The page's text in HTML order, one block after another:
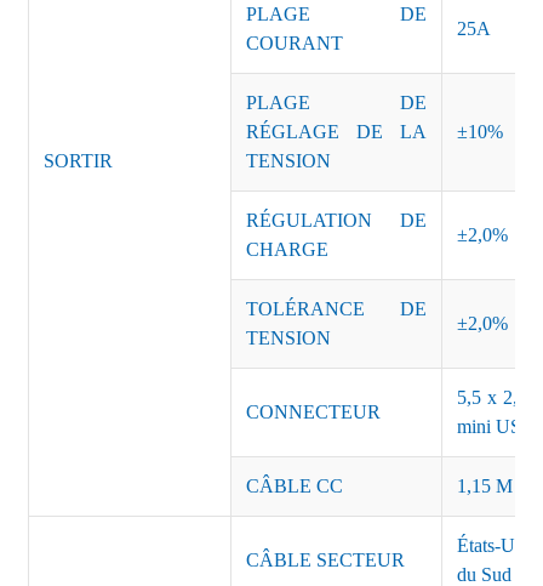
SORTIR
PLAGE DE
COURANT
25A
PLAGE DE
RÉGLAGE DE LA
TENSION
±10%
RÉGULATION DE
CHARGE
±2,0%
TOLÉRANCE DE
TENSION
±2,0%
CONNECTEUR
5,5 x 2,5,
mini USB
CÂBLE CC 1,15 M ou
CÂBLE SECTEUR
États-Unis
du Sud